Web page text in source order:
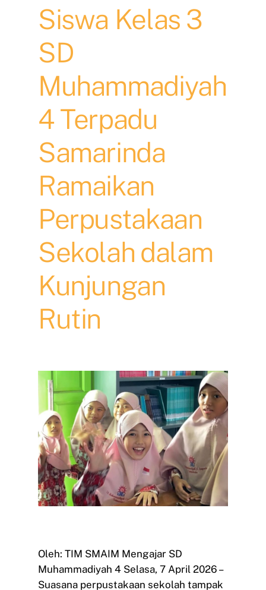
Siswa Kelas 3
SD
Muhammadiyah
4 Terpadu
Samarinda
Ramaikan
Perpustakaan
Sekolah dalam
Kunjungan
Rutin
Oleh: TIM SMAIM Mengajar SD
Muhammadiyah 4 Selasa, 7 April 2026 –
Suasana perpustakaan sekolah tampak